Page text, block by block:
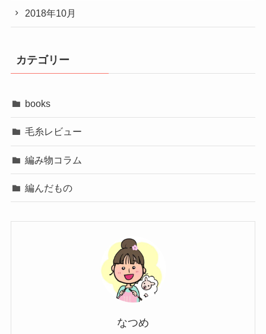
2018年10月
カテゴリー
books
毛糸レビュー
編み物コラム
編んだもの
なつめ